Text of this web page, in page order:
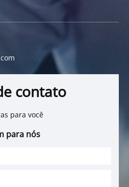
contato
para você
para nós